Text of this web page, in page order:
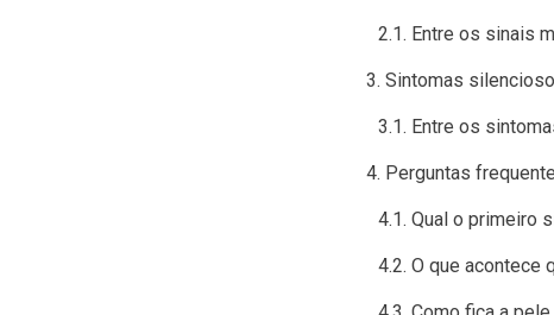
Entre os sinais
Sintomas
Entre os
Perguntas
Qual o primeiro
O que acontece